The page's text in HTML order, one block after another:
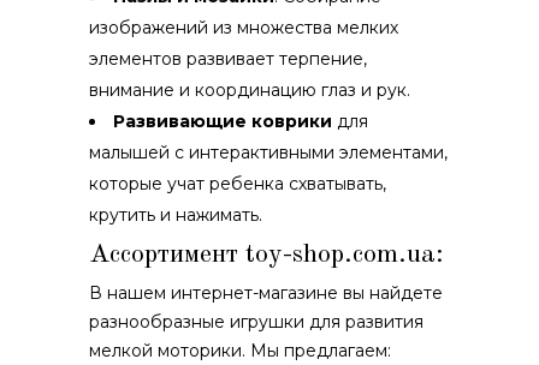
изображений из множества мелких
элементов развивает терпение,
внимание и координацию глаз и рук.
Развивающие коврики для
малышей с интерактивными элементами,
которые учат ребенка схватывать,
крутить и нажимать.
Ассортимент toy-shop.com.ua:
В нашем интернет-магазине вы найдете
разнообразные игрушки для развития
мелкой моторики. Мы предлагаем: